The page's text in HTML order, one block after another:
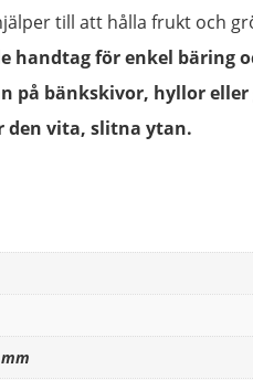
till att hålla frukt och
handtag för enkel bäring
på bänkskivor, hyllor eller
den vita, slitna ytan.